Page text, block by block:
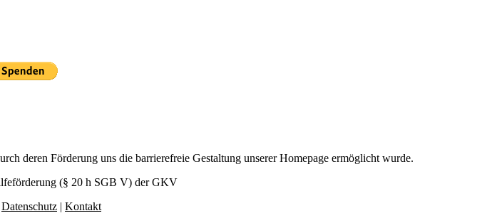
deren Förderung uns die barrierefreie Gestaltung unserer Homepage ermöglicht wurde.
(§ 20 h SGB V) der GKV
Datenschutz | Kontakt